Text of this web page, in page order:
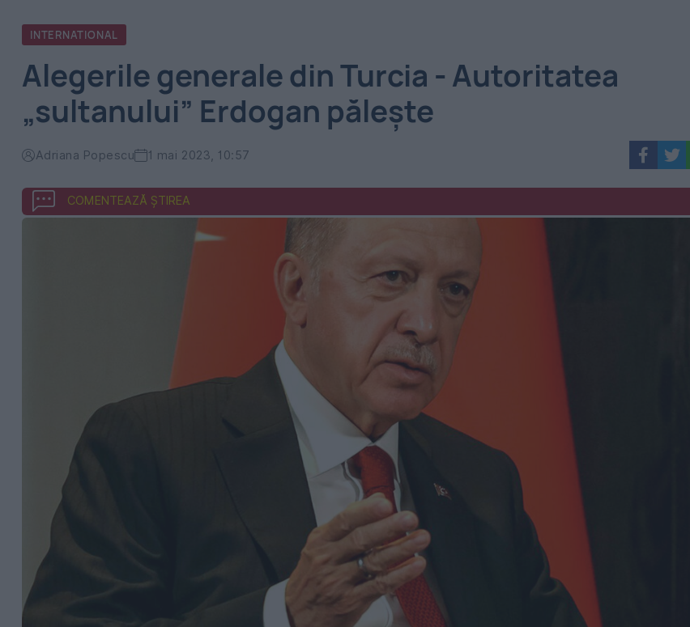
INTERNATIONAL
Alegerile generale din Turcia - Autoritatea
„sultanului” Erdogan pălește
Adriana Popescu 1 mai 2023, 10:57
COMENTEAZĂ ȘTIREA